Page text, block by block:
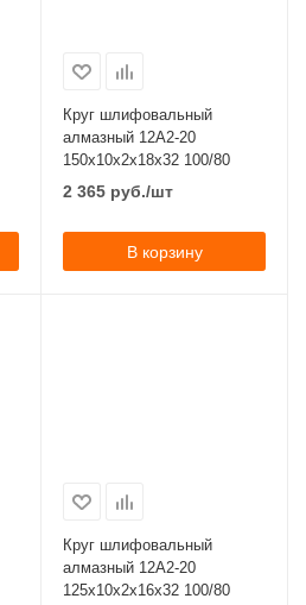
Круг шлифовальный
алмазный 12А2-20
150x10x2x18х32 100/80
2 365 руб./шт
В корзину
Круг шлифовальный
алмазный 12А2-20
125x10x2x16х32 100/80